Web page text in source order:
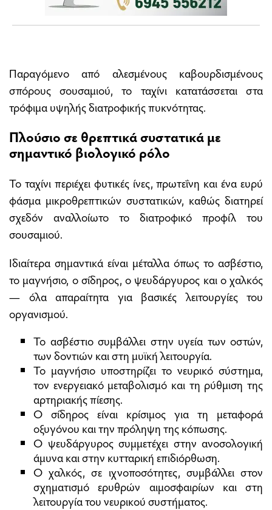
Παραγόμενο από αλεσμένους καβουρδισμένους
σπόρους σουσαμιού, το ταχίνι κατατάσσεται στα
τρόφιμα υψηλής διατροφικής πυκνότητας.
Πλούσιο σε θρεπτικά συστατικά με
σημαντικό βιολογικό ρόλο
Το ταχίνι περιέχει φυτικές ίνες, πρωτεΐνη και ένα ευρύ
φάσμα μικροθρεπτικών συστατικών, καθώς διατηρεί
σχεδόν αναλλοίωτο το διατροφικό προφίλ του
σουσαμιού.
Ιδιαίτερα σημαντικά είναι μέταλλα όπως το ασβέστιο,
το μαγνήσιο, ο σίδηρος, ο ψευδάργυρος και ο χαλκός
— όλα απαραίτητα για βασικές λειτουργίες του
οργανισμού.
Το ασβέστιο συμβάλλει στην υγεία των οστών,
των δοντιών και στη μυϊκή λειτουργία.
Το μαγνήσιο υποστηρίζει το νευρικό σύστημα,
τον ενεργειακό μεταβολισμό και τη ρύθμιση της
αρτηριακής πίεσης.
Ο σίδηρος είναι κρίσιμος για τη μεταφορά
οξυγόνου και την πρόληψη της κόπωσης.
Ο ψευδάργυρος συμμετέχει στην ανοσολογική
άμυνα και στην κυτταρική επιδιόρθωση.
Ο χαλκός, σε ιχνοποσότητες, συμβάλλει στον
σχηματισμό ερυθρών αιμοσφαιρίων και στη
λειτουργία του νευρικού συστήματος.